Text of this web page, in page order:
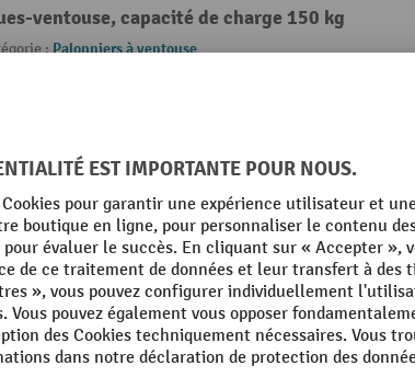
ventouse, capacité de charge 150 kg
:Palonniers à ventouse
Nombre de disques
Poids propre
Rubrique